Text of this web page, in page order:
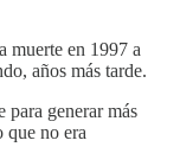
muerte en 1997 a
años más tarde.
para generar más
que no era